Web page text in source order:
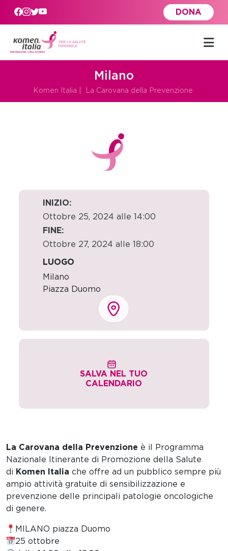
Skip to main content
DONA
Milano
Komen Italia La Carovana della Prevenzione
INIZIO:
Ottobre 25, 2024 alle 14:00
FINE:
Ottobre 27, 2024 alle 18:00
LUOGO
Milano
Piazza Duomo
SALVA NEL TUO
CALENDARIO
La Carovana della Prevenzione è il Programma
Nazionale Itinerante di Promozione della Salute
di Komen Italia che offre ad un pubblico sempre più
ampio attività gratuite di sensibilizzazione e
prevenzione delle principali patologie oncologiche
di genere.
MILANO piazza Duomo
25 ottobre